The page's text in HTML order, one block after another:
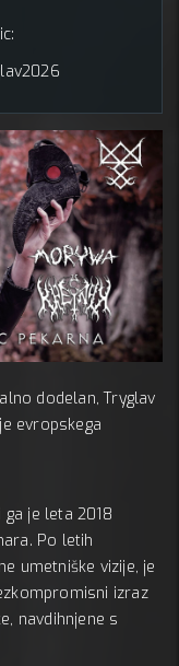
dodelan, Tryglav
evropskega
je leta 2018
Po letih
umetniške vizije, je
izraz
navdihnjene s